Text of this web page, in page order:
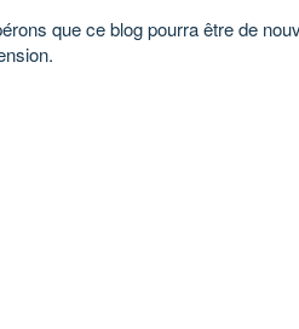
que ce blog pourra être de